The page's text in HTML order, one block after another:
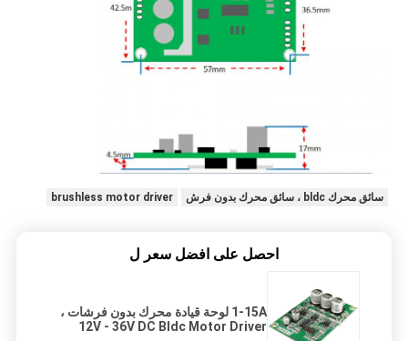
سائق محرك bldc ، سائق محرك بدون فرش brushless motor driver
احصل على افضل سعر ل
1-15A لوحة قيادة محرك بدون فرشات ،
12V - 36V DC Bldc Motor Driver